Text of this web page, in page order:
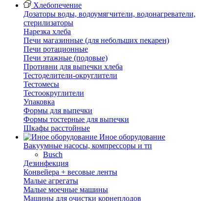
Хлебопечение
Дозаторы воды, водоумягчители, водонагреватели,
стерилизаторы
Нарезка хлеба
Печи магазинные (для небольших пекарен)
Печи ротационные
Печи этажные (подовые)
Противни для выпечки хлеба
Тестоделители-округлители
Тестомесы
Тестоокруглители
Упаковка
Формы для выпечки
Формы тостерные для выпечки
Шкафы расстойные
Иное оборудование
Вакуумные насосы, компрессоры и тп
Busch
Дезинфекция
Конвейера + весовые ленты
Малые агрегаты
Малые моечные машины
Машины для очистки корнеплодов